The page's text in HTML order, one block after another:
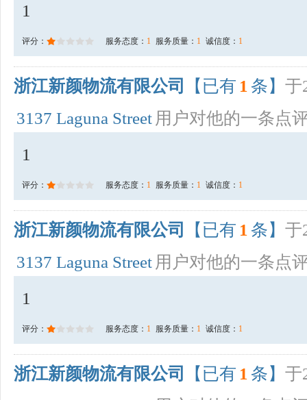
1
评分： 服务态度： 1 服务质量： 1 诚信度： 1
浙江新颜物流有限公司 【已有 1 条】 于
3137 Laguna Street 用户对他的一条点
1
评分： 服务态度： 1 服务质量： 1 诚信度： 1
浙江新颜物流有限公司 【已有 1 条】 于
3137 Laguna Street 用户对他的一条点
1
评分： 服务态度： 1 服务质量： 1 诚信度： 1
浙江新颜物流有限公司 【已有 1 条】 于